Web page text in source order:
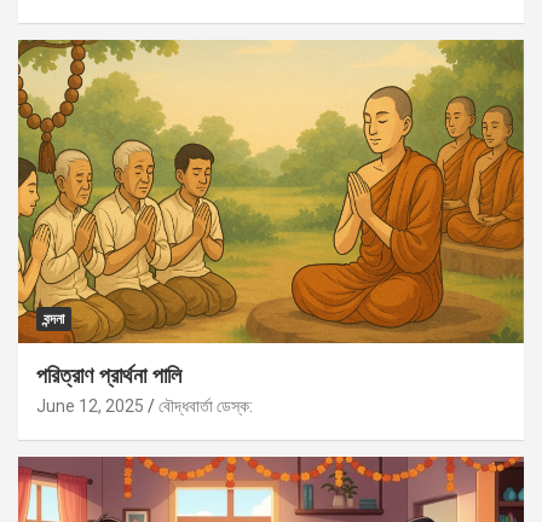
বন্দনা
পরিত্রাণ প্রার্থনা পালি
June 12, 2025 বৌদ্ধবার্তা ডেস্ক: